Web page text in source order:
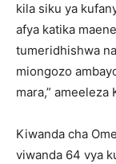
kila siku ya
afya katika
tumeridhishwa
miongozo
mara,”
Kiwanda cha
viwanda 64 vya